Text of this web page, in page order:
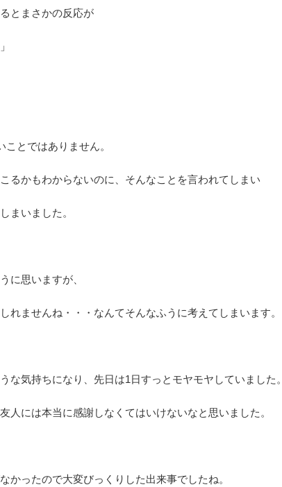
とまさかの反応が
とではありません。
るかもわからないのに、そんなことを言われてしまい
まいました。
に思いますが、
れませんね・・・なんてそんなふうに考えてしまいます。
な気持ちになり、先日は1日すっとモヤモヤしていました。
人には本当に感謝しなくてはいけないなと思いました。
かったので大変びっくりした出来事でしたね。